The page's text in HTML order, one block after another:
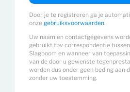
Door je te registreren ga je
onze gebruiksvoorwaarden.
Uw naam en contactgegevens
gebruikt tbv correspondentie
Slagboom en wanneer van
van de door u gewenste
worden dus onder geen beding aan
zonder uw toestemming.